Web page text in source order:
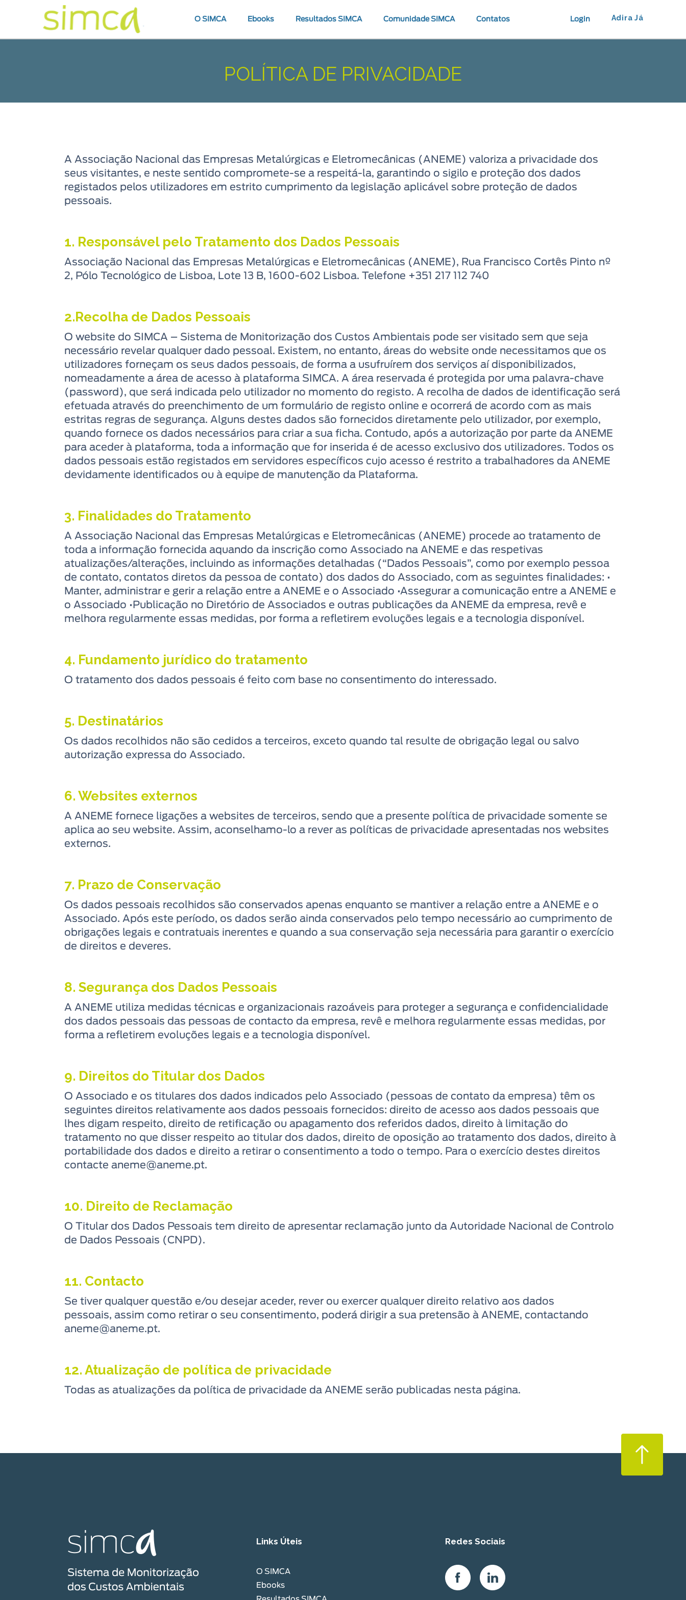
O SIMCA Ebooks Resultados SIMCA Comunidade SIMCA Contatos Login Adira Já
POLÍTICA DE PRIVACIDADE
A Associação Nacional das Empresas Metalúrgicas e Eletromecânicas (ANEME) valoriza a privacidade dos
seus visitantes, e neste sentido compromete-se a respeitá-la, garantindo o sigilo e proteção dos dados
registados pelos utilizadores em estrito cumprimento da legislação aplicável sobre proteção de dados
pessoais.
1. Responsável pelo Tratamento dos Dados Pessoais
Associação Nacional das Empresas Metalúrgicas e Eletromecânicas (ANEME), Rua Francisco Cortês Pinto nº
2, Pólo Tecnológico de Lisboa, Lote 13 B, 1600-602 Lisboa. Telefone +351 217 112 740
2.Recolha de Dados Pessoais
O website do SIMCA – Sistema de Monitorização dos Custos Ambientais pode ser visitado sem que seja
necessário revelar qualquer dado pessoal. Existem, no entanto, áreas do website onde necessitamos que os
utilizadores forneçam os seus dados pessoais, de forma a usufruírem dos serviços aí disponibilizados,
nomeadamente a área de acesso à plataforma SIMCA. A área reservada é protegida por uma palavra-chave
(password), que será indicada pelo utilizador no momento do registo. A recolha de dados de identificação será
efetuada através do preenchimento de um formulário de registo online e ocorrerá de acordo com as mais
estritas regras de segurança. Alguns destes dados são fornecidos diretamente pelo utilizador, por exemplo,
quando fornece os dados necessários para criar a sua ficha. Contudo, após a autorização por parte da ANEME
para aceder à plataforma, toda a informação que for inserida é de acesso exclusivo dos utilizadores. Todos os
dados pessoais estão registados em servidores específicos cujo acesso é restrito a trabalhadores da ANEME
devidamente identificados ou à equipe de manutenção da Plataforma.
3. Finalidades do Tratamento
A Associação Nacional das Empresas Metalúrgicas e Eletromecânicas (ANEME) procede ao tratamento de
toda a informação fornecida aquando da inscrição como Associado na ANEME e das respetivas
atualizações/alterações, incluindo as informações detalhadas (“Dados Pessoais”, como por exemplo pessoa
de contato, contatos diretos da pessoa de contato) dos dados do Associado, com as seguintes finalidades: •
Manter, administrar e gerir a relação entre a ANEME e o Associado •Assegurar a comunicação entre a ANEME e
o Associado •Publicação no Diretório de Associados e outras publicações da ANEME da empresa, revê e
melhora regularmente essas medidas, por forma a refletirem evoluções legais e a tecnologia disponível.
4. Fundamento jurídico do tratamento
O tratamento dos dados pessoais é feito com base no consentimento do interessado.
5. Destinatários
Os dados recolhidos não são cedidos a terceiros, exceto quando tal resulte de obrigação legal ou salvo
autorização expressa do Associado.
6. Websites externos
A ANEME fornece ligações a websites de terceiros, sendo que a presente política de privacidade somente se
aplica ao seu website. Assim, aconselhamo-lo a rever as políticas de privacidade apresentadas nos websites
externos.
7. Prazo de Conservação
Os dados pessoais recolhidos são conservados apenas enquanto se mantiver a relação entre a ANEME e o
Associado. Após este período, os dados serão ainda conservados pelo tempo necessário ao cumprimento de
obrigações legais e contratuais inerentes e quando a sua conservação seja necessária para garantir o exercício
de direitos e deveres.
8. Segurança dos Dados Pessoais
A ANEME utiliza medidas técnicas e organizacionais razoáveis para proteger a segurança e confidencialidade
dos dados pessoais das pessoas de contacto da empresa, revê e melhora regularmente essas medidas, por
forma a refletirem evoluções legais e a tecnologia disponível.
9. Direitos do Titular dos Dados
O Associado e os titulares dos dados indicados pelo Associado (pessoas de contato da empresa) têm os
seguintes direitos relativamente aos dados pessoais fornecidos: direito de acesso aos dados pessoais que
lhes digam respeito, direito de retificação ou apagamento dos referidos dados, direito à limitação do
tratamento no que disser respeito ao titular dos dados, direito de oposição ao tratamento dos dados, direito à
portabilidade dos dados e direito a retirar o consentimento a todo o tempo. Para o exercício destes direitos
contacte aneme@aneme.pt.
10. Direito de Reclamação
O Titular dos Dados Pessoais tem direito de apresentar reclamação junto da Autoridade Nacional de Controlo
de Dados Pessoais (CNPD).
11. Contacto
Se tiver qualquer questão e/ou desejar aceder, rever ou exercer qualquer direito relativo aos dados
pessoais, assim como retirar o seu consentimento, poderá dirigir a sua pretensão à ANEME, contactando
aneme@aneme.pt.
12. Atualização de política de privacidade
Todas as atualizações da política de privacidade da ANEME serão publicadas nesta página.
Links Úteis
O SIMCA
Ebooks
Redes Sociais